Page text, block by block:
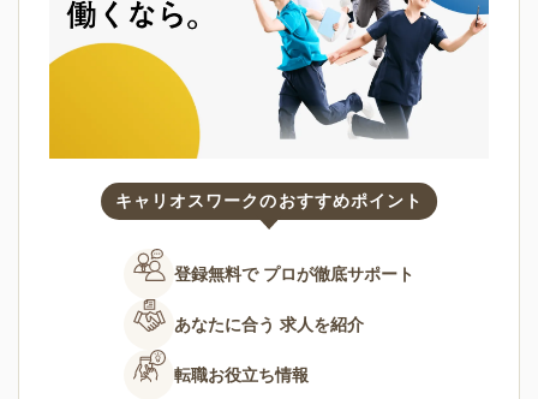
キャリオスワークのおすすめポイント
登録無料で プロが徹底サポート
あなたに合う 求人を紹介
転職お役立ち情報